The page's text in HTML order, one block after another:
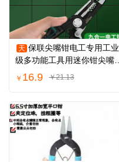
天 保联尖嘴钳电工专用工业
级多功能工具用迷你钳尖嘴钳
子剥线铬钒
￥ 16.9 ￥21.13